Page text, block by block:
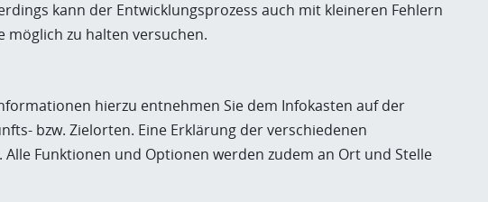
kann der Entwicklungsprozess auch mit kleineren Fehlern
zu halten versuchen.
hierzu entnehmen Sie dem Infokasten auf der
bzw. Zielorten. Eine Erklärung der verschiedenen
Funktionen und Optionen werden zudem an Ort und Stelle